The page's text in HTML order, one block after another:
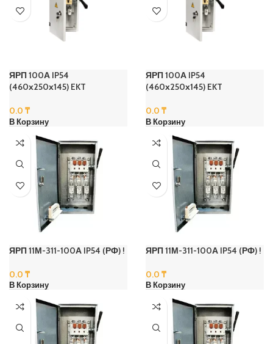
ЯРП 100А IP54
(460х250х145) EKT
0.0 ₸
В Корзину
ЯРП 100А IP54
(460х250х145) EKT
0.0 ₸
В Корзину
ЯРП 11М-311-100А IP54 (РФ) !
0.0 ₸
В Корзину
ЯРП 11М-311-100А IP54 (РФ) !
0.0 ₸
В Корзину